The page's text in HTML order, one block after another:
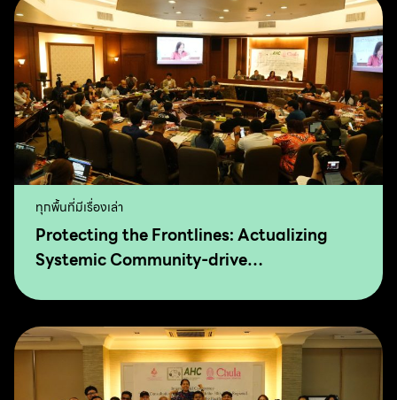
ทุกพื้นที่มีเรื่องเล่า
Protecting the Frontlines: Actualizing
Systemic Community-drive